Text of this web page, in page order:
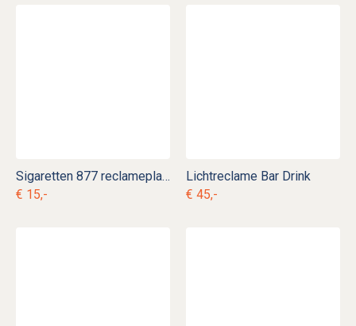
Sigaretten 877 reclameplaat
€ 15,-
Lichtreclame Bar Drink
€ 45,-